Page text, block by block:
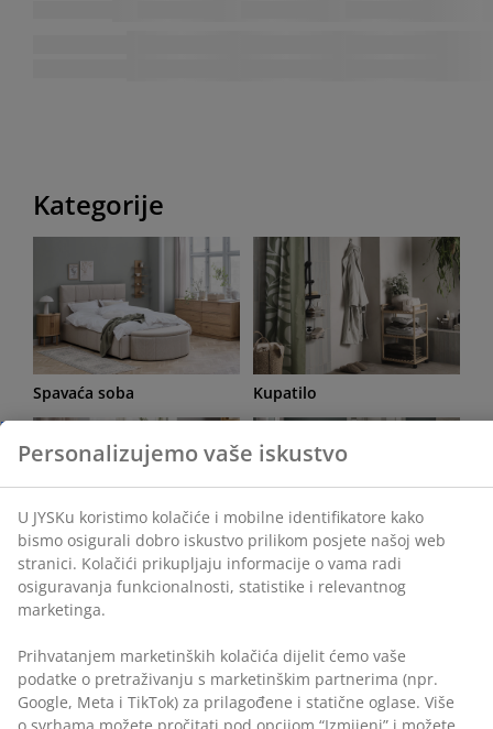
Kategorije
Spavaća soba Kupatilo
Radna soba Dnevna soba
Personalizujemo vaše iskustvo
U JYSKu koristimo kolačiće i mobilne identifikatore kako
bismo osigurali dobro iskustvo prilikom posjete našoj
web stranici. Kolačići prikupljaju informacije o vama radi
osiguravanja funkcionalnosti, statistike i relevantnog
marketinga.
Prihvatanjem marketinških kolačića dijelit ćemo vaše
podatke o pretraživanju s marketinškim partnerima
(npr. Google, Meta i TikTok) za prilagođene i statične
oglase. Više o svrhama možete pročitati pod opcijom
“Izmijeni” i možete povući svoj pristanak klikom na
ikonicu kolačića. Klikom na ""Prihvati sve"" pristajete na
sve tri svrhe. Pročitajte više o
našem prikupljanju i
obradi ličnih podatakai našojpolitici kolačića